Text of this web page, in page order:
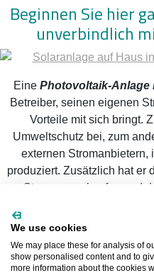
Beginnen Sie hier
unverbindlich
Eine Photovoltaik-Anlage
Betreiber, seinen eigenen
Vorteile mit sich bringt.
Umweltschutz bei, zum
externen Stromanbietern,
produziert. Zusätzlich hat er
Strom zu verkaufen und
Allerdings ist dies eine
Einspeisevergütung
Eigenstromproduktion
We use cookies
We may place these for analysis of
show personalised content and to
more information about the cookies